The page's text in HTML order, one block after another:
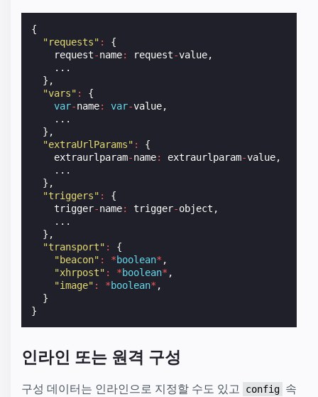
{
"requests" :
{
request-name: request-value,
...
},
"vars" :
{
var-name: var-value,
...
},
"extraUrlParams" :
{
extraurlparam-name: extraurlparam-value,
...
},
"triggers" :
{
trigger-name: trigger-object ,
...
},
"transport" :
{
"beacon" : *boolean* ,
"xhrpost" : *boolean* ,
"image" : *boolean* ,
}
}
인라인 또는 원격 구성
구성 데이터는 인라인으로 지정할 수도 있고 config 속